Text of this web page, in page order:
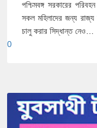
পশ্চিমবঙ্গ সরকারের
সকল মহিলাদের জন্য রাজ্য
চালু করার সিদ্ধান্ত নেও…
0